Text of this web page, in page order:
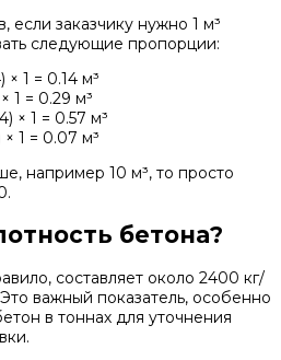
если заказчику нужно 1 м³
следующие пропорции:
× 1 = 0.14 м³
1 = 0.29 м³
× 1 = 0.57 м³
1 = 0.07 м³
например 10 м³, то просто
бетона?
составляет около 2400 кг/
важный показатель, особенно
в тоннах для уточнения